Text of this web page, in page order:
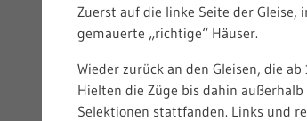
Zuerst auf die linke Seite der Gleise,
gemauerte „richtige“ Häuser.
Wieder zurück an den Gleisen, die
Hielten die Züge bis dahin
Selektionen stattfanden. Links und